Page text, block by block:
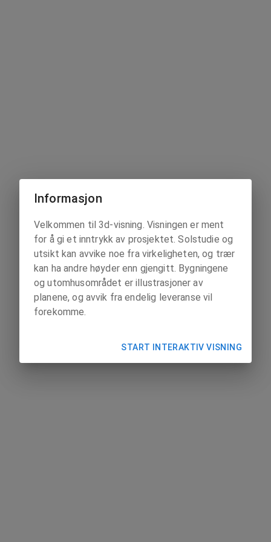
Informasjon
Velkommen til 3d-visning. Visningen er ment
for å gi et inntrykk av prosjektet. Solstudie og
utsikt kan avvike noe fra virkeligheten, og trær
kan ha andre høyder enn gjengitt. Bygningene
og utomhusområdet er illustrasjoner av
planene, og avvik fra endelig leveranse vil
forekomme.
START INTERAKTIV VISNING